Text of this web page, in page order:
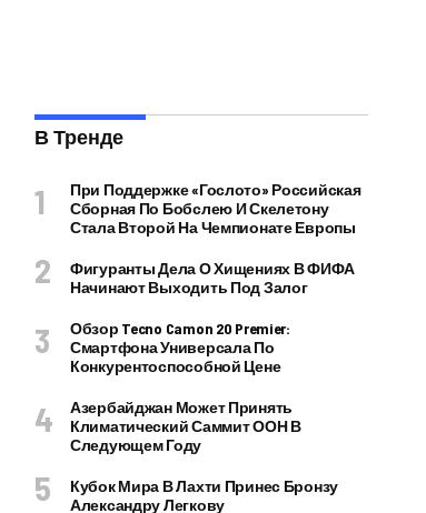
В Тренде
При Поддержке «Гослото» Российская
Сборная По Бобслею И Скелетону
Стала Второй На Чемпионате Европы
Фигуранты Дела О Хищениях В ФИФА
Начинают Выходить Под Залог
Обзор Tecno Camon 20 Premier:
Смартфона Универсала По
Конкурентоспособной Цене
Азербайджан Может Принять
Климатический Саммит ООН В
Следующем Году
Кубок Мира В Лахти Принес Бронзу
Александру Легкову